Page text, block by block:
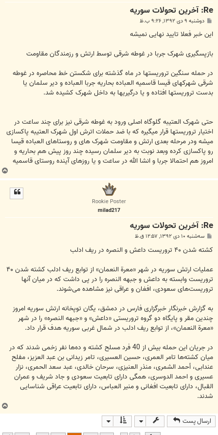
Re: آخرين تحولات سوريه
پ
ت
دوشنبه ۹ دی ۱۳۹۲, ۹:۲۶ ب.ظ
این خبر فعلا تایید نهایی نمیشه
بازپسگیری شهرک جربا در غوطه شرقی توسط ارتش و رزمندگان مقاومت
در حمله سنگین تروریستها در ماه گذشته برای شکستن خط محاصره در غوطه
شرقی شهرکهای قیسا قاسمیه العباده بحاریه جربا العباده و دیر سلمان یا
بدست تروریستها افتاده و یا درگیریها به داخل شهرک کشیده شد.
حتی شهرک العتیبه گلوگاه اصلی ورود به غوطه شرقی نیز برای چند ساعت در
اختیار تروریستها قرار میگیره که با ضد حملات اترش اول شهرک العتیبه پاکسازی
میشه ودر مرحله بعدی ارتش و مقاومت شهرک های و روستاهای العباده قیسا
رو پاکسازی کرده وبعد نوبت به دیر سلمان رسیده چند روز پیش هم بحاریه و
امروز هم احتمالا جربا و انشا الله در ساعت و یا روزهای آینده روستای قاسمیه
ب
ا
Rookie Poster
milad217
Re: آخرين تحولات سوريه
پ
ت
سه‌شنبه ۱۰ دی ۱۳۹۲, ۱۲:۵۷ ق.ظ
کشته شدن ۴۰ تروریست داعش و النصره در ریف ادلب
عملیات ارتش سوریه در شهر «معرة النعمان» از توابع ریف ادلب کشته شدن ۴۰
تروریست وابسته به داعش و جبهه النصره را در پی داشت که در میان آنها
تروریست‌های سعودی، افغان و عراقی نیز مشاهده می‌‌شوند.
به گزارش خبرنگار خبرگزاری فارس در دمشق، یگان توپخانه ارتش سوریه امروز
چندین مقر و پایگاه دو گروه تروریستی «داعش» و «جبهه النصره» را در شهر
«معرة النعمان»، از توابع ریف ادلب در شمال غربی سوریه هدف قرار داد.
در جریان این حمله بیش از 40 فرد مسلح کشته و ده‌ها نفر زخمی شدند که در
میان کشته‌ها تامر العمری، حسین العسیری، تامر زیدانی بن عبد العزیز، مفلح
عندابی، أحمد الشمری، منذر العنیزی، سرحان خالدی، عبد سعد الحمری، نزار
عسیری و احمد الدوسری، همگی دارای تابعیت سعودی و جاد شریف و عمران
القبال، دارای تابعیت افغانی و منیر العباس، دارای تابعیت عراقی شناسایی
شدند.
ب
ا
ارسال پست